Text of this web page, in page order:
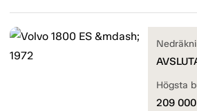
Högsta
209 000